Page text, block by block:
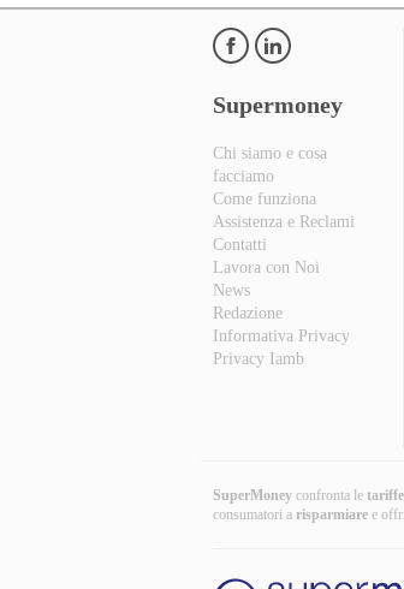
Supermoney
Chi siamo e cosa
facciamo
Come funziona
Assistenza e Reclami
Contatti
Lavora con Noi
News
Redazione
Informativa Privacy
Privacy Iamb
SuperMoney confronta le tariffe
consumatori a risparmiare e